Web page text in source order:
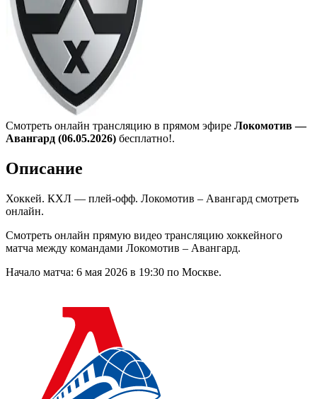
Смотреть онлайн трансляцию в прямом эфире Локомотив —
Авангард (06.05.2026) бесплатно!.
Описание
Хоккей. КХЛ — плей-офф. Локомотив – Авангард смотреть
онлайн.
Смотреть онлайн прямую видео трансляцию хоккейного
матча между командами Локомотив – Авангард.
Начало матча: 6 мая 2026 в 19:30 по Москве.